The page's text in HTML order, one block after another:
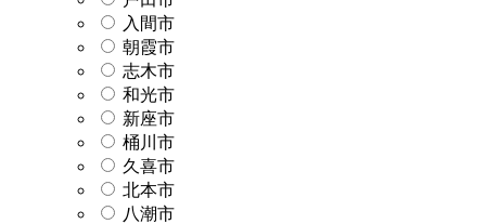
入間市
朝霞市
志木市
和光市
新座市
桶川市
久喜市
北本市
八潮市